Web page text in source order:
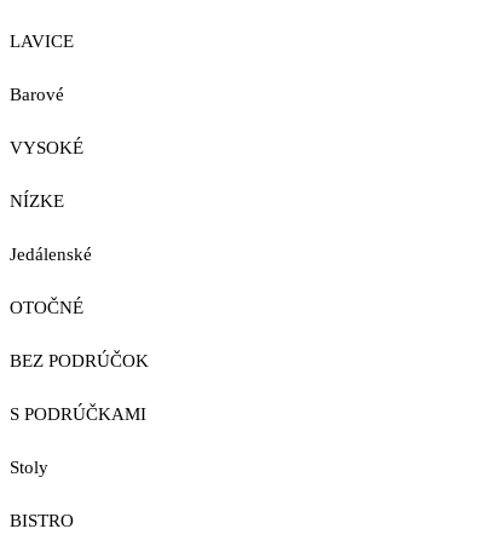
LAVICE
Barové
VYSOKÉ
NÍZKE
Jedálenské
OTOČNÉ
BEZ PODRÚČOK
S PODRÚČKAMI
Stoly
BISTRO